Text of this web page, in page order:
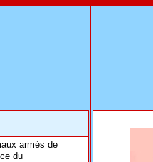
armés de
du